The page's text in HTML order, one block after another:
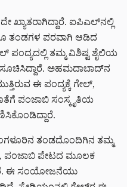
ಖ್ಯಾತರಾಗಿದ್ದಾರೆ. ಐಪಿಎಲ್‌ನಲ್ಲಿ
ತಂಡಗಳ ಪರವಾಗಿ ಆಡಿದ
ತಮ್ಮ ವಿಶಿಷ್ಟ ಶೈಲಿಯ
ಅಹಮದಾಬಾದ್‌ನ
ಈ ಪಂದ್ಯಕ್ಕೆ ಗೇಲ್,
ಪಂಜಾಬಿ ಸಂಸ್ಕೃತಿಯ
ತಂಡದೊಂದಿಗಿನ ತಮ್ಮ
ಪಂಜಾಬಿ ಪೇಟದ ಮೂಲಕ
ಈ ಸಂಯೋಜನೆಯು